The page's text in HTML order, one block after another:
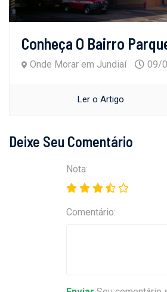
Conheça O Bairro
Onde Morar em Jundiaí 09/
Ler o Artigo
Deixe Seu Comentário
Nota:
Comentário: